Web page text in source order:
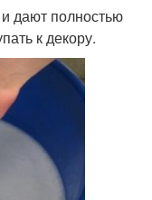
и дают полностью
к декору.